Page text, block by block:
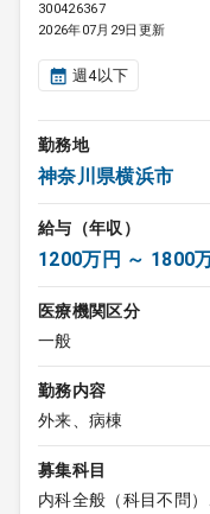
300426367
2026年07月29日更新
週4以下
勤務地
神奈川県横浜市
給与（年収）
1200万円 ～ 1800
医療機関区分
一般
勤務内容
外来、病棟
募集科目
内科全般（科目不問